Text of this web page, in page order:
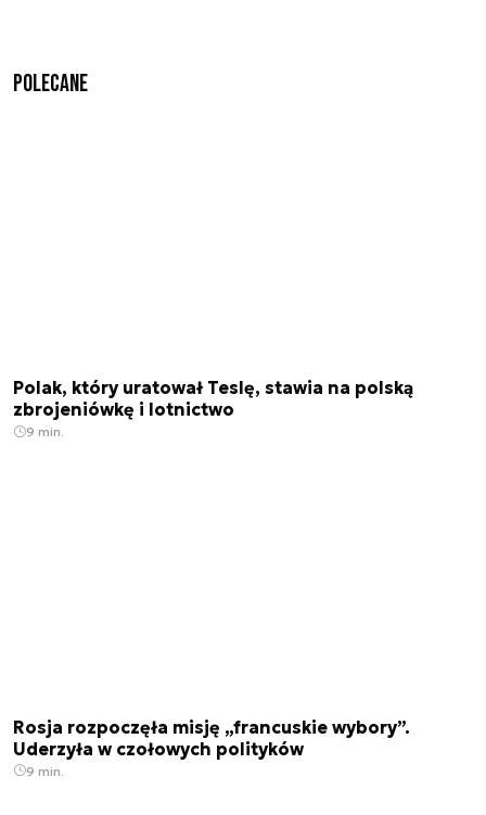
Polecane
Polak, który uratował Teslę, stawia na polską
zbrojeniówkę i lotnictwo
9 min.
Rosja rozpoczęła misję „francuskie wybory”.
Uderzyła w czołowych polityków
9 min.